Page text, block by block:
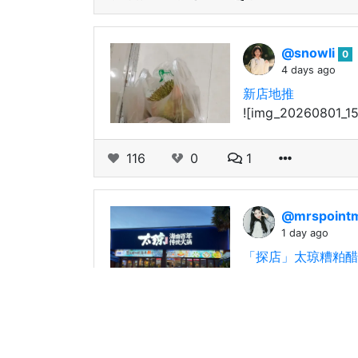
@snowli 0
4 days ago
新店地推
116 0 1
1 day ago
「探店」太琼糟粕